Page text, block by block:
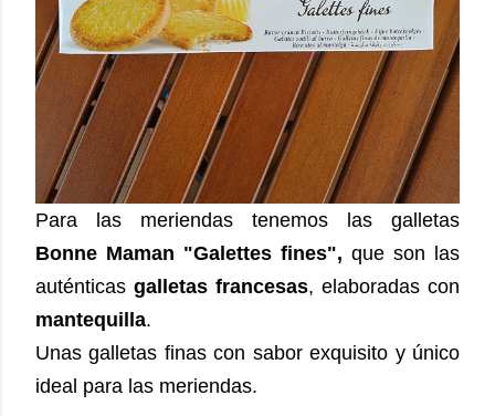
Para las meriendas tenemos las galletas
Bonne Maman "Galettes fines", que son las
auténticas galletas francesas, elaboradas con
mantequilla.
Unas galletas finas con sabor exquisito y único
ideal para las meriendas.